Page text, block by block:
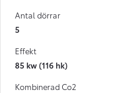
Antal dörrar
5
Effekt
85 kw (116 hk)
Kombinerad Co2